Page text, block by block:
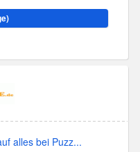
alles bei Puzz...